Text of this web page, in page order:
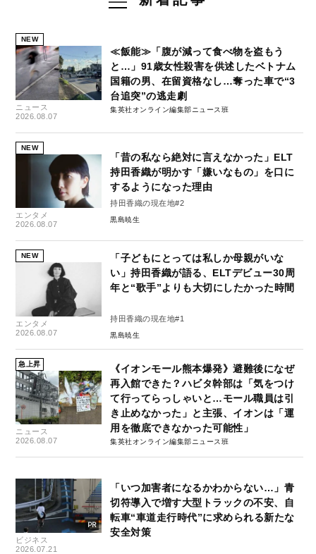
NEW
ニュース
2026.08.07
≪飯能≫「腹が減って食べ物を盗もう
と…」91歳女性殺害を供述したベトナム
国籍の男、在留資格なし…奪った車で“3
台追突”の逃走劇
集英社オンライン編集部ニュース班
NEW
エンタメ
2026.08.07
「昔の私なら絶対に言えなかった」ELT
持田香織が明かす「嫌いなもの」を口に
するようになった理由
持田香織の現在地#2
黒島暁生
NEW
エンタメ
2026.08.07
「子どもにとっては私しか母親がいな
い」持田香織が語る、ELTデビュー30周
年と“歌手”よりも大切にしたかった時間
持田香織の現在地#1
黒島暁生
急上昇
ニュース
2026.08.07
《イオンモール熊本爆発》避難後になぜ
再入館できた？ハビタ幹部は「気をつけ
て行ってらっしゃいと…モール職員は引
き止めなかった」と主張、イオンは「運
用を徹底できなかった可能性」
集英社オンライン編集部ニュース班
ビジネス
2026.07.21
「いつ加害者になるかわからない…」青
切符導入で増す大型トラックの不安、自
転車“車道走行時代”に求められる新たな
安全対策